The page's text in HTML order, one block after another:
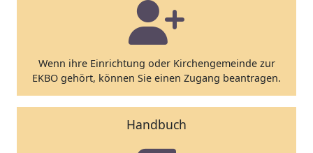
Wenn ihre Einrichtung oder Kirchengemeinde zur
EKBO gehört, können Sie einen Zugang beantragen.
Handbuch